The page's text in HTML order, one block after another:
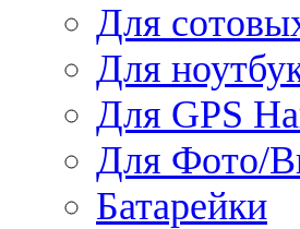
Для
Для
Для GPS
Для Фото/
Батарейки